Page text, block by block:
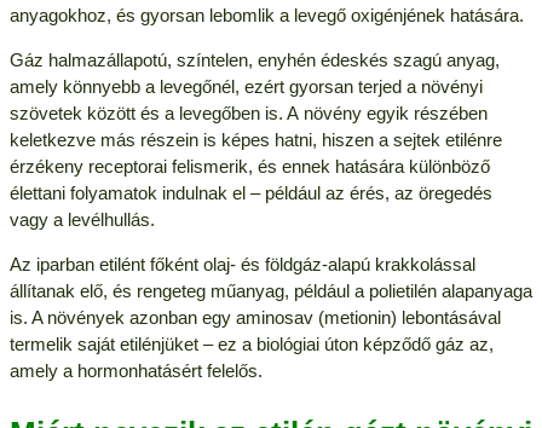
anyagokhoz, és gyorsan lebomlik a levegő oxigénjének hatására.
Gáz halmazállapotú, színtelen, enyhén édeskés szagú anyag,
amely könnyebb a levegőnél, ezért gyorsan terjed a növényi
szövetek között és a levegőben is. A növény egyik részében
keletkezve más részein is képes hatni, hiszen a sejtek etilénre
érzékeny receptorai felismerik, és ennek hatására különböző
élettani folyamatok indulnak el – például az érés, az öregedés
vagy a levélhullás.
Az iparban etilént főként olaj- és földgáz-alapú krakkolással
állítanak elő, és rengeteg műanyag, például a polietilén alapanyaga
is. A növények azonban egy aminosav (metionin) lebontásával
termelik saját etilénjüket – ez a biológiai úton képződő gáz az,
amely a hormonhatásért felelős.